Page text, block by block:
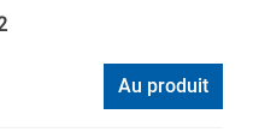
Au produit